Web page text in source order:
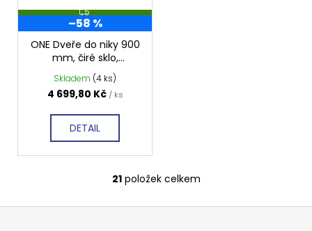
Z
D
A
R
M
A
–58 %
ONE Dveře do niky 900
mm, čiré sklo,
GO4490D
Skladem (4 ks)
4 699,80 Kč / ks
DETAIL
O
v
21položek celkem
Z